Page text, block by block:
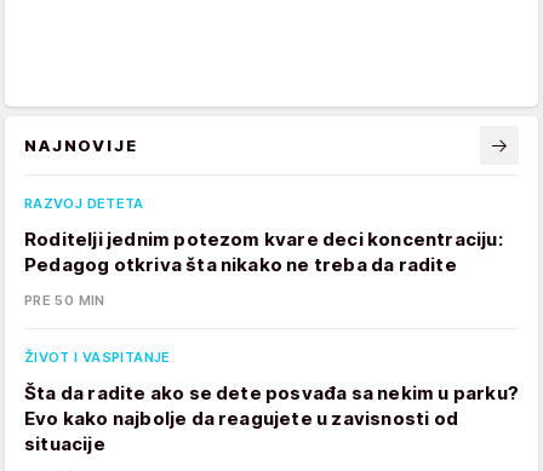
NAJNOVIJE
RAZVOJ DETETA
Roditelji jednim potezom kvare deci koncentraciju:
Pedagog otkriva šta nikako ne treba da radite
PRE 50 MIN
ŽIVOT I VASPITANJE
Šta da radite ako se dete posvađa sa nekim u parku?
Evo kako najbolje da reagujete u zavisnosti od
situacije